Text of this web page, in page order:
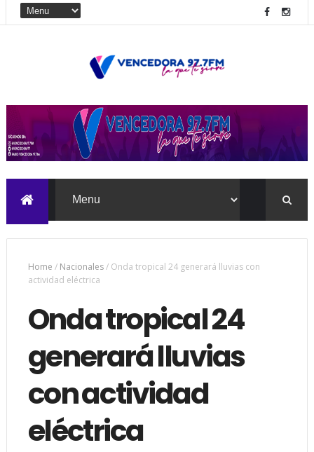
Home / Nacionales/ Onda tropical 24 generará lluvias con
actividad eléctrica
Onda tropical 24
generará lluvias
con actividad
eléctrica